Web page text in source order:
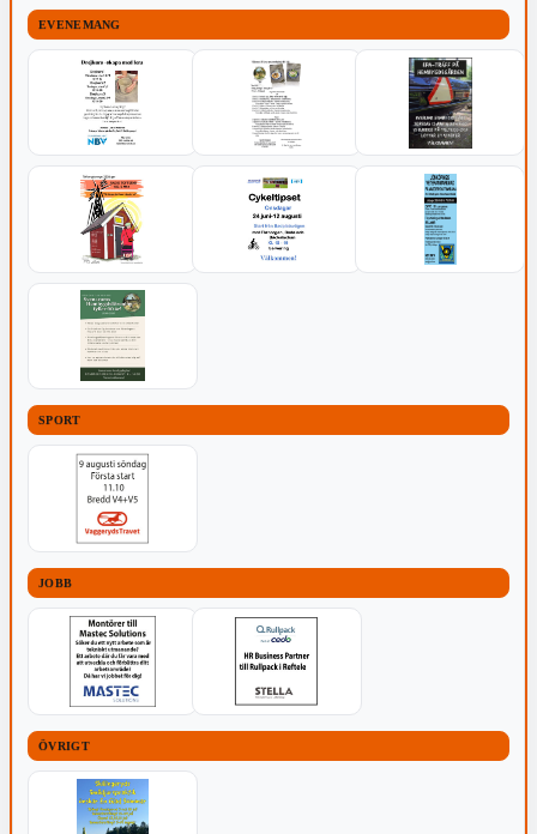
EVENEMANG
SPORT
JOBB
ÖVRIGT